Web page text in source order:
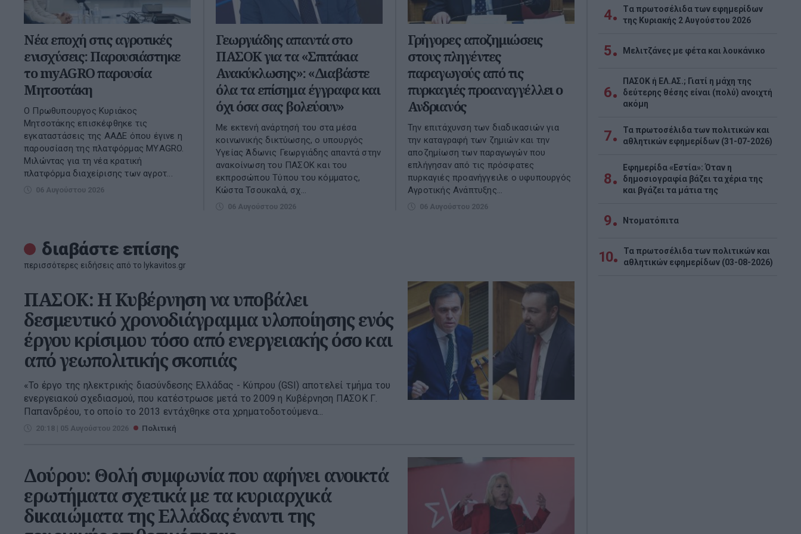
Νέα εποχή στις αγροτικές
ενισχύσεις: Παρουσιάστηκε
το myAGRO παρουσία
Μητσοτάκη
O Πρωθυπουργος Κυριάκος
Μητσοτάκης επισκέφθηκε τις
εγκαταστάσεις της ΑΑΔΕ όπου έγινε η
παρουσίαση της πλατφόρμας ΜΥAGRO.
Μιλώντας για τη νέα κρατική
πλατφόρμα διαχείρισης των αγροτ...
06 Αυγούστου 2026
Γεωργιάδης απαντά στο
ΠΑΣΟΚ για τα «Σπιτάκια
Ανακύκλωσης»: «Διαβάστε
όλα τα επίσημα έγγραφα και
όχι όσα σας βολεύουν»
Με εκτενή ανάρτησή του στα μέσα
κοινωνικής δικτύωσης, ο υπουργός
Υγείας Άδωνις Γεωργιάδης απαντά στην
ανακοίνωση του ΠΑΣΟΚ και του
εκπροσώπου Τύπου του κόμματος,
Κώστα Τσουκαλά, σχ...
06 Αυγούστου 2026
Γρήγορες αποζημιώσεις
στους πληγέντες
παραγωγούς από τις
πυρκαγιές προαναγγέλλει ο
Ανδριανός
Την επιτάχυνση των διαδικασιών για
την καταγραφή των ζημιών και την
αποζημίωση των παραγωγών που
επλήγησαν από τις πρόσφατες
πυρκαγιές προανήγγειλε ο υφυπουργός
Αγροτικής Ανάπτυξης...
06 Αυγούστου 2026
διαβάστε επίσης
περισσότερες ειδήσεις από το lykavitos.gr
ΠΑΣΟΚ: Η Κυβέρνηση να υποβάλει
δεσμευτικό χρονοδιάγραμμα υλοποίησης ενός
έργου κρίσιμου τόσο από ενεργειακής όσο και
από γεωπολιτικής σκοπιάς
«Το έργο της ηλεκτρικής διασύνδεσης Ελλάδας - Κύπρου (GSI) αποτελεί τμήμα του
ενεργειακού σχεδιασμού, που κατέστρωσε μετά το 2009 η Κυβέρνηση ΠΑΣΟΚ Γ.
Παπανδρέου, το οποίο το 2013 εντάχθηκε στα χρηματοδοτούμενα...
20:18 | 05 Αυγούστου 2026 Πολιτική
Δούρου: Θολή συμφωνία που αφήνει ανοικτά
ερωτήματα σχετικά με τα κυριαρχικά
δικαιώματα της Ελλάδας έναντι της
4
Tα πρωτοσέλιδα των εφημερίδων
της Κυριακής 2 Αυγούστου 2026
5 Μελιτζάνες με φέτα και λουκάνικο
6
ΠΑΣΟΚ ή ΕΛ.ΑΣ.; Γιατί η μάχη της
δεύτερης θέσης είναι (πολύ) ανοιχτή
ακόμη
7
Τα πρωτοσέλιδα των πολιτικών και
αθλητικών εφημερίδων (31-07-2026)
8
Εφημερίδα «Εστία»: Όταν η
δημοσιογραφία βάζει τα χέρια της
και βγάζει τα μάτια της
9 Ντοματόπιτα
10
Τα πρωτοσέλιδα των πολιτικών και
αθλητικών εφημερίδων (03-08-2026)